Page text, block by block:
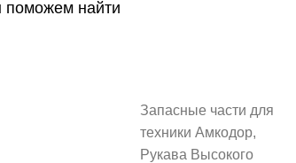
найти
Запасные части для
техники Амкодор,
Рукава Высокого